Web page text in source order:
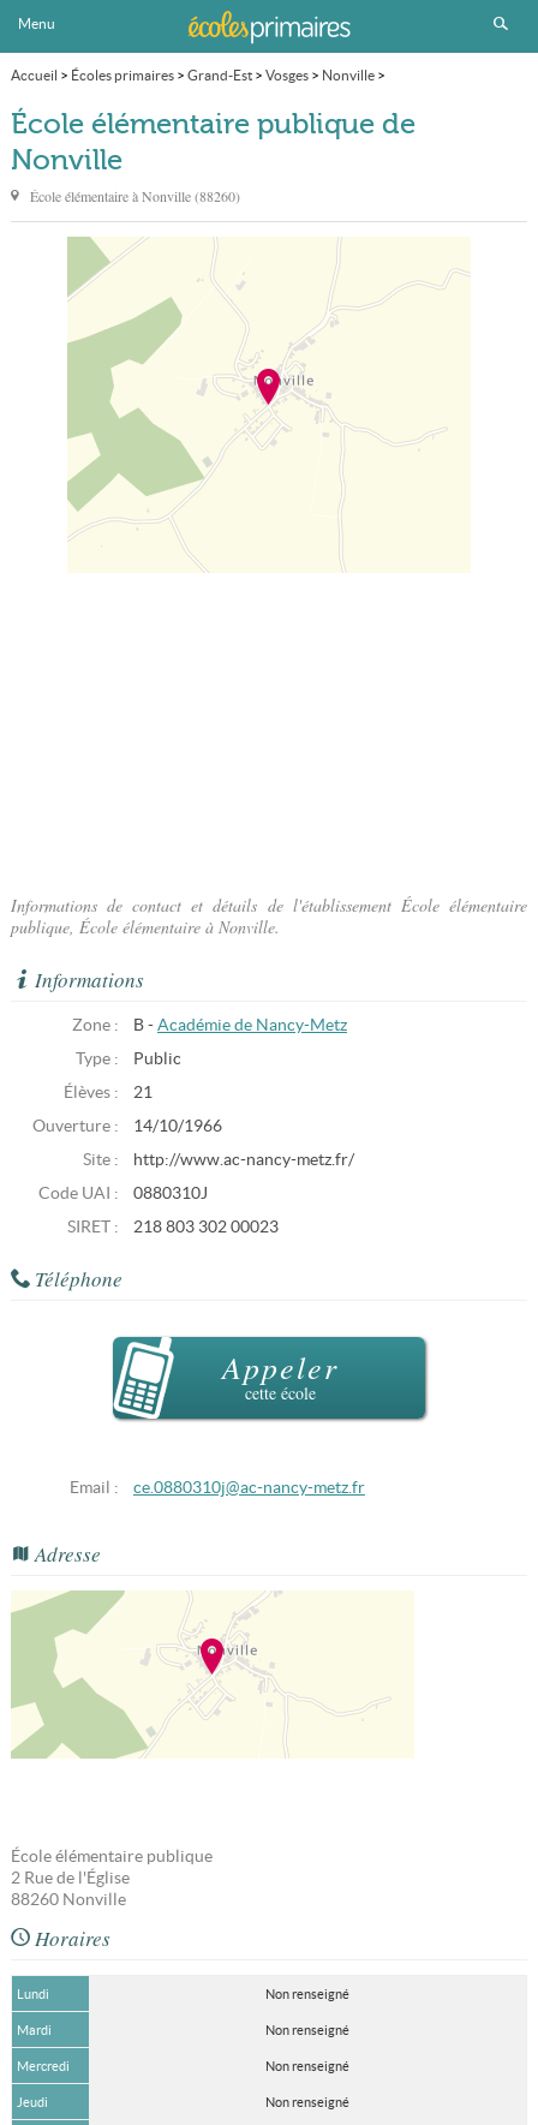
Menu
Accueil > Écoles primaires> Grand-Est> Vosges> Nonville>
École élémentaire publique
École élémentaire publique de
Nonville
École élémentaire àNonville(88260)
Informations de contact et détails de l'établissement École élémentaire
publique, École élémentaire à Nonville.
Informations
Zone : B - Académie de Nancy-Metz
Type :
Public
Élèves :
21
Ouverture :
14/10/1966
Site :
http://www.ac-nancy-metz.fr/
Code UAI :
0880310J
SIRET :
218 803 302 00023
Téléphone
Appeler
cette école
Email : ce.0880310j@ac-nancy-metz.fr
Adresse
École élémentaire publique
2 Rue de l'Église
88260 Nonville
Horaires
Lundi Non renseigné
Mardi Non renseigné
Mercredi Non renseigné
Jeudi Non renseigné